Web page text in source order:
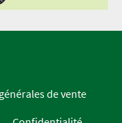
de vente